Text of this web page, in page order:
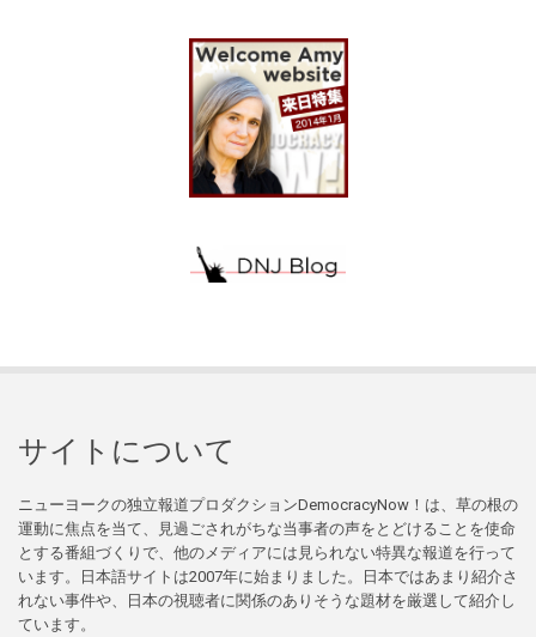
サイトについて
ニューヨークの独立報道プロダクションDemocracyNow！は、草の根の
運動に焦点を当て、見過ごされがちな当事者の声をとどけることを使命
とする番組づくりで、他のメディアには見られない特異な報道を行って
います。日本語サイトは2007年に始まりました。日本ではあまり紹介さ
れない事件や、日本の視聴者に関係のありそうな題材を厳選して紹介し
ています。